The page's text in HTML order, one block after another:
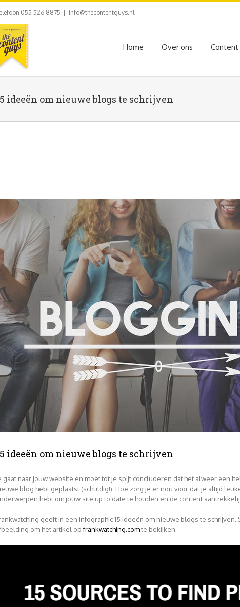
055 526 8875 info@thecontentguys.nl
Home Over ons
ideeën om nieuwe blogs te schrijven
ideeën om nieuwe blogs te schrijven
gaat naar jouw website en moet tot je spijt concluderen dat het alweer een
blog hebt geplaatst (schuldig!). Hoe zorg je er nou voor dat je altijd
hebt om jouw site up to date te houden en de content
geeft in een infographic 15 ideeën om nieuwe blogs te schrijven.
om het artikel opfrankwatching.comte bekijken.